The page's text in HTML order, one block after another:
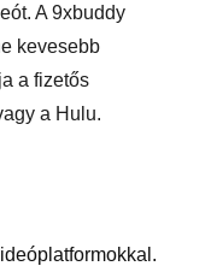
A 9xbuddy
kevesebb
a fizetős
a Hulu.